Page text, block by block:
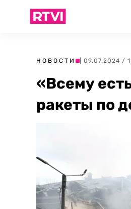
НОВОСТИ | 09.07.2024 /
«Всему
ракеты по